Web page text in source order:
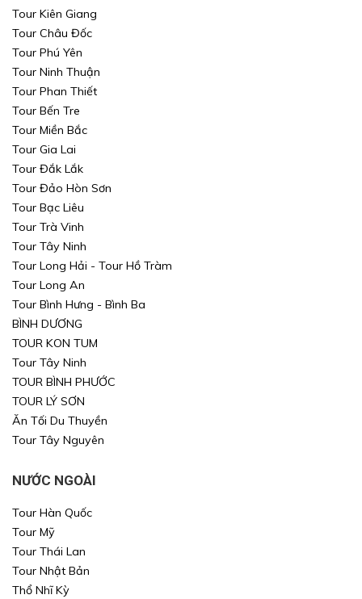
Tour Kiên Giang
Tour Châu Đốc
Tour Phú Yên
Tour Ninh Thuận
Tour Phan Thiết
Tour Bến Tre
Tour Miền Bắc
Tour Gia Lai
Tour Đắk Lắk
Tour Đảo Hòn Sơn
Tour Bạc Liêu
Tour Trà Vinh
Tour Tây Ninh
Tour Long Hải - Tour Hồ Tràm
Tour Long An
Tour Bình Hưng - Bình Ba
BÌNH DƯƠNG
TOUR KON TUM
Tour Tây Ninh
TOUR BÌNH PHƯỚC
TOUR LÝ SƠN
Ăn Tối Du Thuyền
Tour Tây Nguyên
NƯỚC NGOÀI
Tour Hàn Quốc
Tour Mỹ
Tour Thái Lan
Tour Nhật Bản
Thổ Nhĩ Kỳ